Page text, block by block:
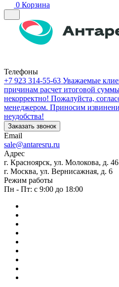
0 Корзина
Телефоны
+7 923 314-55-63 Уважаемые
причинам расчет итоговой суммы
некорректно! Пожалуйста,
менеджером. Приносим
неудобства!
Заказать звонок
Email
sale@antaresru.ru
Адрес
г. Красноярск, ул. Молокова, д. 46
г. Москва, ул. Вернисажная, д. 6
Режим работы
Пн - Пт: с 9:00 до 18:00